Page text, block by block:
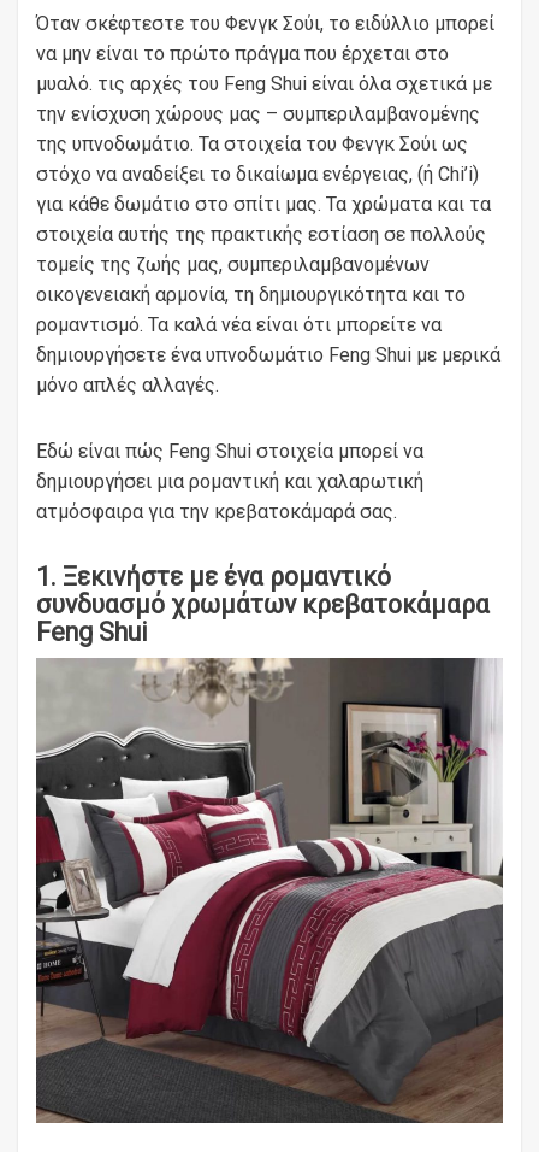
Όταν σκέφτεστε του Φενγκ Σούι, το ειδύλλιο μπορεί
να μην είναι το πρώτο πράγμα που έρχεται στο
μυαλό. τις αρχές του Feng Shui είναι όλα σχετικά με
την ενίσχυση χώρους μας – συμπεριλαμβανομένης
της υπνοδωμάτιο. Τα στοιχεία του Φενγκ Σούι ως
στόχο να αναδείξει το δικαίωμα ενέργειας, (ή Chi’i)
για κάθε δωμάτιο στο σπίτι μας. Τα χρώματα και τα
στοιχεία αυτής της πρακτικής εστίαση σε πολλούς
τομείς της ζωής μας, συμπεριλαμβανομένων
οικογενειακή αρμονία, τη δημιουργικότητα και το
ρομαντισμό. Τα καλά νέα είναι ότι μπορείτε να
δημιουργήσετε ένα υπνοδωμάτιο Feng Shui με μερικά
μόνο απλές αλλαγές.
Εδώ είναι πώς Feng Shui στοιχεία μπορεί να
δημιουργήσει μια ρομαντική και χαλαρωτική
ατμόσφαιρα για την κρεβατοκάμαρά σας.
1. Ξεκινήστε με ένα ρομαντικό
συνδυασμό χρωμάτων κρεβατοκάμαρα
Feng Shui